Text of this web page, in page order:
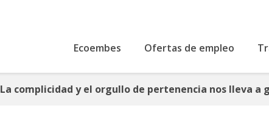
Ecoembes
Ofertas de empleo
La complicidad y el orgullo de pertenencia nos lleva a